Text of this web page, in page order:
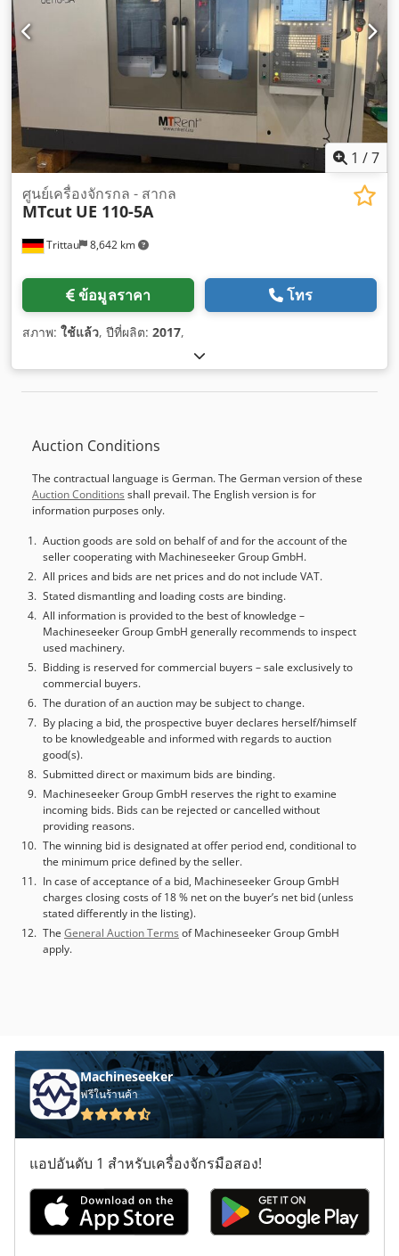
1 /7
Trittau 8,642 km
ศูนย์เครื่องจักรกล - สากล
MTcut UE 110-5A
ข้อมูลราคา โทร
สภาพ: ใช้แล้ว, ปีที่ผลิต: 2017,
Auction Conditions
The contractual language is German. The German version of these
Auction Conditions shall prevail. The English version is for
information purposes only.
Auction goods are sold on behalf of and for the account of the
seller cooperating with Machineseeker Group GmbH.
All prices and bids are net prices and do not include VAT.
Stated dismantling and loading costs are binding.
All information is provided to the best of knowledge –
Machineseeker Group GmbH generally recommends to inspect
used machinery.
Bidding is reserved for commercial buyers – sale exclusively to
commercial buyers.
The duration of an auction may be subject to change.
By placing a bid, the prospective buyer declares herself/himself
to be knowledgeable and informed with regards to auction
good(s).
Submitted direct or maximum bids are binding.
Machineseeker Group GmbH reserves the right to examine
incoming bids. Bids can be rejected or cancelled without
providing reasons.
The winning bid is designated at offer period end, conditional to
the minimum price defined by the seller.
In case of acceptance of a bid, Machineseeker Group GmbH
charges closing costs of 18 % net on the buyer’s net bid (unless
stated differently in the listing).
The General Auction Terms of Machineseeker Group GmbH
apply.
Machineseeker
ฟรีในร้านค้า
แอปอันดับ 1 สำหรับเครื่องจักรมือสอง!